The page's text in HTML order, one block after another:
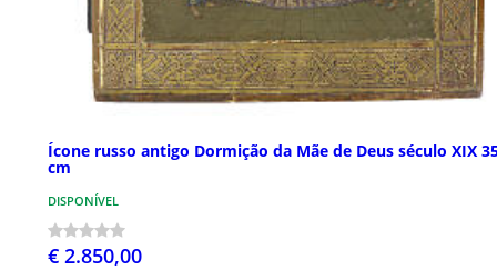
Ícone russo antigo Dormição da Mãe de Deus século XIX
cm
DISPONÍVEL
€ 2.850,00